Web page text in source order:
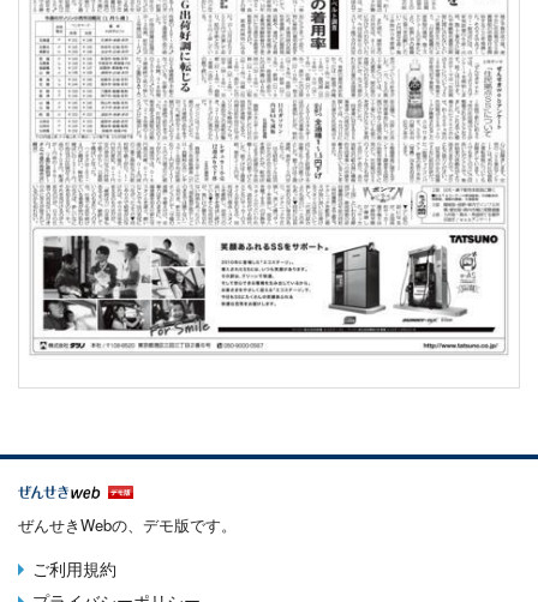
ぜんせきWebの、デモ版です。
Terms
ご利用規約